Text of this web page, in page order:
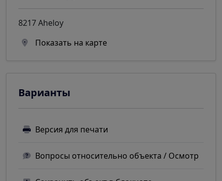
8217 Aheloy
Показать на карте
Варианты
Версия для печати
Вопросы относительно объекта / Осмотр